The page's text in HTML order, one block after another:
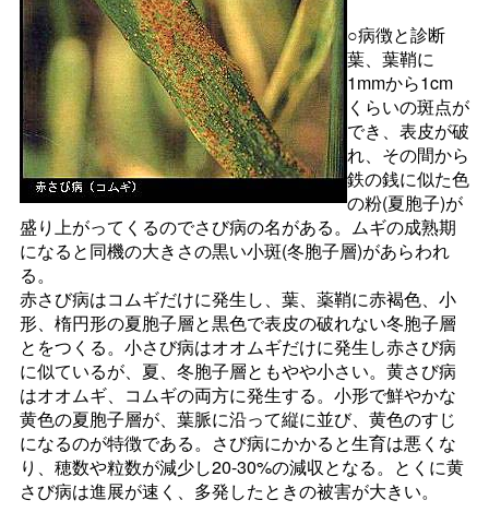
○病徴と診断
葉、葉鞘に
1mmから1cm
くらいの斑点が
でき、表皮が破
れ、その間から
鉄の銭に似た色
の粉(夏胞子)が
盛り上がってくるのでさび病の名がある。ムギの成熟期
になると同機の大きさの黒い小斑(冬胞子層)があらわれ
る。
赤さび病はコムギだけに発生し、葉、薬鞘に赤褐色、小
形、楕円形の夏胞子層と黒色で表皮の破れない冬胞子層
とをつくる。小さび病はオオムギだけに発生し赤さび病
に似ているが、夏、冬胞子層ともやや小さい。黄さび病
はオオムギ、コムギの両方に発生する。小形で鮮やかな
黄色の夏胞子層が、葉脈に沿って縦に並び、黄色のすじ
になるのが特徴である。さび病にかかると生育は悪くな
り、穂数や粒数が減少し20-30%の減収となる。とくに黄
さび病は進展が速く、多発したときの被害が大きい。